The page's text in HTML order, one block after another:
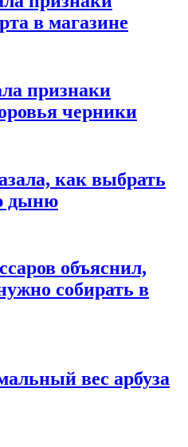
в магазине
признаки
черники
как выбрать
дыню
объяснил,
собирать в
вес арбуза